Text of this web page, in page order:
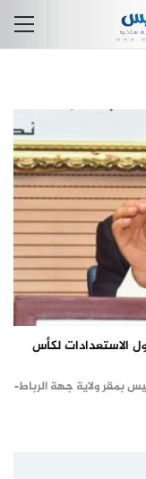
الاستعدادات لكأس
بمقر ولاية جهة الرباط-